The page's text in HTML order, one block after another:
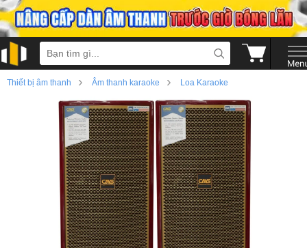
Thiết bị âm thanh › Âm thanh karaoke › Loa Karaoke